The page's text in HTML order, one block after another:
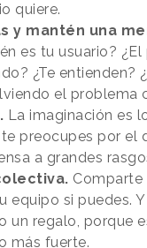
quiere.
y mantén una
es tu usuario?
¿Te entienden?
el problema
La imaginación es
preocupes por el
a grandes
Comparte
equipo si puedes.
un regalo, porque
más fuerte.